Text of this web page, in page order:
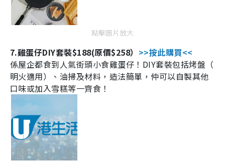
點擊圖片放大
7.雞蛋仔DIY套裝$188(原價$258） >>按此購買<<
係屋企都食到人氣街頭小食雞蛋仔！ DIY套裝包括烤盤（
明火適用）、油掃及材料，造法簡單，仲可以自製其他
口味或加入雪糕等一齊食！